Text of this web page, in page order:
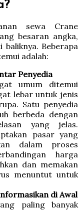
sewa Crane
besaran angka,
Beberapa
adalah:
Penyedia
umum ditemui
lebar untuk jenis
Satu penyedia
berbeda dengan
yang jelas.
pasar yang
dalam proses
harga
dan memakan
menuntut untuk
di Awal
paling banyak